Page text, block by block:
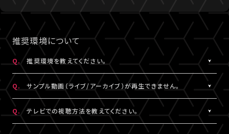
推奨環境について
Q. 推奨環境を教えてください。
A. こちらより推奨環境をご確認ください。
Q. サンプル動画（ライブ/アーカイブ）が再生できません。
A. 推奨環境 をご確認ください。推奨環境でも再生できない場合はこち
らにお問い合わせください。
Q. テレビでの視聴方法を教えてください。
A. テレビでの視聴方法の⼀例を こちら
でご紹介しております。